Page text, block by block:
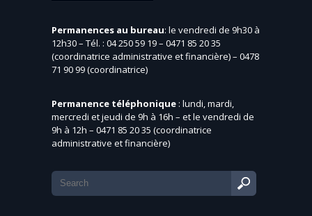
Permanences au bureau: le vendredi de 9h30 à
12h30 – Tél. : 04 250 59 19 – 0471 85 20 35
(coordinatrice administrative et financière) – 0478
71 90 99 (coordinatrice)
Permanence téléphonique : lundi, mardi,
mercredi et jeudi de 9h à 16h – et le vendredi de
9h à 12h – 0471 85 20 35 (coordinatrice
administrative et financière)